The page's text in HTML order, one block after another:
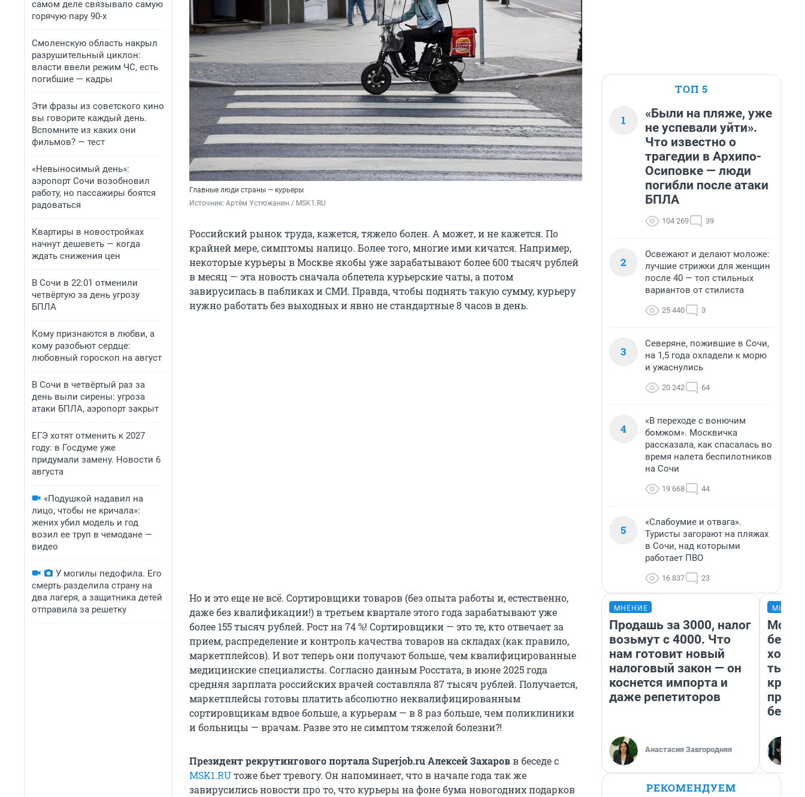
самом деле связывало самую
горячую пару 90-х
Смоленскую область накрыл
разрушительный циклон:
власти ввели режим ЧС, есть
погибшие — кадры
Эти фразы из советского кино
вы говорите каждый день.
Вспомните из каких они
фильмов? — тест
«Невыносимый день»:
аэропорт Сочи возобновил
работу, но пассажиры боятся
радоваться
Квартиры в новостройках
начнут дешеветь — когда
ждать снижения цен
В Сочи в 22:01 отменили
четвёртую за день угрозу
БПЛА
Кому признаются в любви, а
кому разобьют сердце:
любовный гороскоп на август
В Сочи в четвёртый раз за
день выли сирены: угроза
атаки БПЛА, аэропорт закрыт
ЕГЭ хотят отменить к 2027
году: в Госдуме уже
придумали замену. Новости 6
августа
«Подушкой надавил на
лицо, чтобы не кричала»:
жених убил модель и год
возил ее труп в чемодане —
видео
У могилы педофила. Его
смерть разделила страну на
два лагеря, а защитника детей
отправила за решетку
Главные люди страны — курьеры
Источник: Артём Устюжанин / MSK1.RU
Российский рынок труда, кажется, тяжело болен. А может, и не кажется. По
крайней мере, симптомы налицо. Более того, многие ими кичатся. Например,
некоторые курьеры в Москве якобы уже зарабатывают более 600 тысяч рублей
в месяц — эта новость сначала облетела курьерские чаты, а потом
завирусилась в пабликах и СМИ. Правда, чтобы поднять такую сумму, курьеру
нужно работать без выходных и явно не стандартные 8 часов в день.
Но и это еще не всё. Сортировщики товаров (без опыта работы и, естественно,
даже без квалификации!) в третьем квартале этого года зарабатывают уже
более 155 тысяч рублей. Рост на 74 %! Сортировщики — это те, кто отвечает за
прием, распределение и контроль качества товаров на складах (как правило,
маркетплейсов). И вот теперь они получают больше, чем квалифицированные
медицинские специалисты. Согласно данным Росстата, в июне 2025 года
средняя зарплата российских врачей составляла 87 тысяч рублей. Получается,
маркетплейсы готовы платить абсолютно неквалифицированным
сортировщикам вдвое больше, а курьерам — в 8 раз больше, чем поликлиники
и больницы — врачам. Разве это не симптом тяжелой болезни?!
Президент рекрутингового портала Superjob.ru Алексей Захаровв беседе с
MSK1.RUтоже бьет тревогу. Он напоминает, что в начале года так же
завирусились новости про то, что курьеры на фоне бума новогодних подарков
ТОП 5
1
«Были на пляже, уже
не успевали уйти».
Что известно о
трагедии в Архипо-
Осиповке — люди
погибли после атаки
БПЛА
104 269 39
2
Освежают и делают моложе:
лучшие стрижки для женщин
после 40 — топ стильных
вариантов от стилиста
25 440 3
3
Северяне, пожившие в Сочи,
на 1,5 года охладели к морю
и ужаснулись
20 242 64
4
«В переходе с вонючим
бомжом». Москвичка
рассказала, как спасалась во
время налета беспилотников
на Сочи
19 668 44
5
«Слабоумие и отвага».
Туристы загорают на пляжах
в Сочи, над которыми
работает ПВО
16 837 23
МНЕНИЕ
Продашь за 3000, налог
возьмут с 4000. Что
нам готовит новый
налоговый закон — он
коснется импорта и
даже репетиторов
Анастасия Завгородняя
Мой
РЕКОМЕНДУЕМ